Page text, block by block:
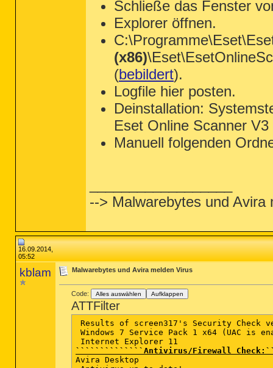
Schließe das Fenster
Explorer öffnen.
(x86)
(bebildert).
Logfile hier posten.
Deinstallation:
Eset Online Scanner
Manuell folgenden
--> Malwarebytes und Avira
16.09.2014,
05:52
kblam Malwarebytes und Avira melden Virus
Code: Alles auswählen Aufklappen
ATTFilter
Results of screen317's Security Check
Windows 7 Service Pack 1 x64 (UAC is
``````````````Antivirus/Firewall
Avira Desktop